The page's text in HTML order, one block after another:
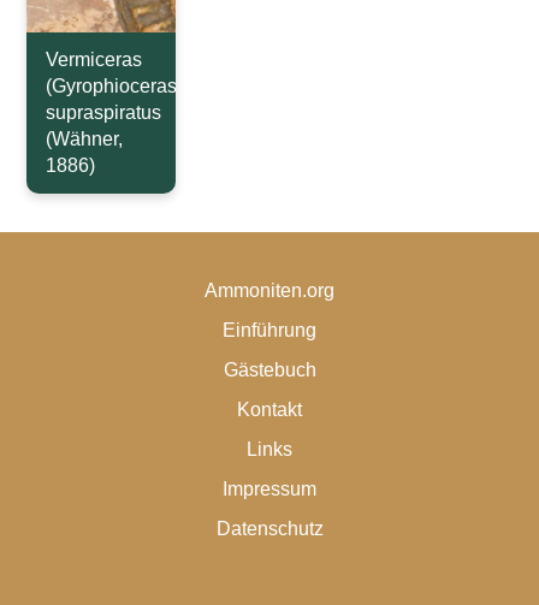
Vermiceras
(Gyrophioceras)
supraspiratus
(Wähner,
1886)
Ammoniten.org
Einführung
Gästebuch
Kontakt
Links
Impressum
Datenschutz